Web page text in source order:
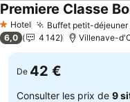
1 Étoiles
Hotel Buffet petit-
6,0 4 142 Villenave-
De 42 €
Consulter les prix de 9